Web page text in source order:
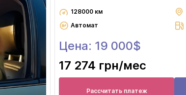
128000 км
Автомат
Цена: 19 000$
17 274 грн/мес
Рассчитать платеж